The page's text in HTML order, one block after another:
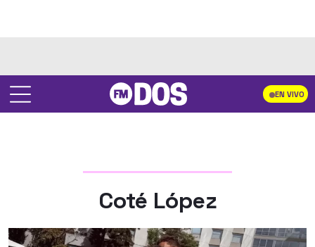
EN VIVO
Coté López